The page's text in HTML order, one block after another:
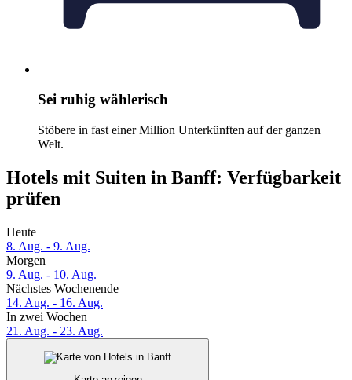
Sei ruhig wählerisch
Stöbere in fast einer Million Unterkünften auf der ganzen
Welt.
Hotels mit Suiten in Banff: Verfügbarkeit
prüfen
Heute
8. Aug. - 9. Aug.
Morgen
9. Aug. - 10. Aug.
Nächstes Wochenende
14. Aug. - 16. Aug.
In zwei Wochen
21. Aug. - 23. Aug.